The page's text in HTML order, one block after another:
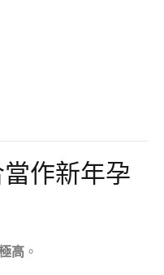
作新年孕
高 。